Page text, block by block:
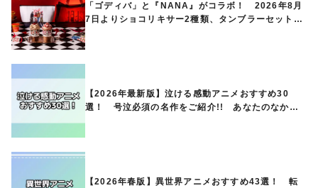
「ゴディバ」と『NANA』がコラボ！ 2026年8月
7日よりショコリキサー2種類、タンブラーセットな
【2026年最新版】泣ける感動アニメおすすめ30
選！ 号泣必須の名作をご紹介!! あなたのなかの
【2026年春版】異世界アニメおすすめ43選！ 転